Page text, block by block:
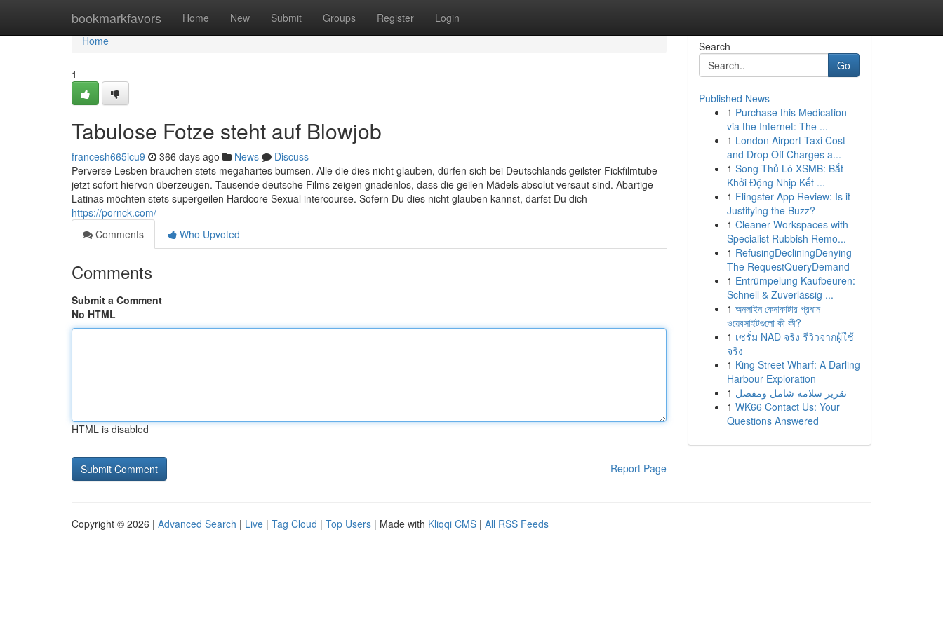
bookmarkfavors Home New Submit Groups Register Login
Home
Home
1
Tabulose Fotze steht auf Blowjob
francesh665icu9 366 days ago News
Discuss
Perverse Lesben brauchen stets megahartes bumsen. Alle die dies nicht glauben, dürfen sich bei Deutschlands geilster Fickfilmtube
jetzt sofort hiervon überzeugen. Tausende deutsche Films zeigen gnadenlos, dass die geilen Mädels absolut versaut sind. Abartige
Latinas möchten stets supergeilen Hardcore Sexual intercourse. Sofern Du dies nicht glauben kannst, darfst Du dich
https://pornck.com/
Comments
Who Upvoted
Comments
Submit a Comment
No HTML
HTML is disabled
Report Page
Search
Go
Published News
1 Purchase this Medication
via the Internet: The ...
1 London Airport Taxi Cost
and Drop Off Charges a...
1 Song Thủ Lô XSMB: Bắt
Khởi Động Nhịp Kết ...
1 Flingster App Review: Is it
Justifying the Buzz?
1 Cleaner Workspaces with
Specialist Rubbish Remo...
1 RefusingDecliningDenying
The RequestQueryDemand
1 Entrümpelung Kaufbeuren:
Schnell & Zuverlässig ...
1 অনলাইন কেনাকাটার প্রধান
ওয়েবসাইটগুলো কী কী?
1 เซรั่ม NAD จริง รีวิวจากผู้ใช้
จริง
1 King Street Wharf: A Darling
Harbour Exploration
1 تقرير سلامة شامل ومفصل
1 WK66 Contact Us: Your
Questions Answered
Copyright © 2026 | Advanced Search | Live | Tag Cloud | Top Users | Made with Kliqqi CMS | All RSS Feeds